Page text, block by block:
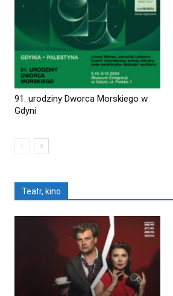
91. urodziny Dworca Morskiego w
Gdyni
Teatr, kino